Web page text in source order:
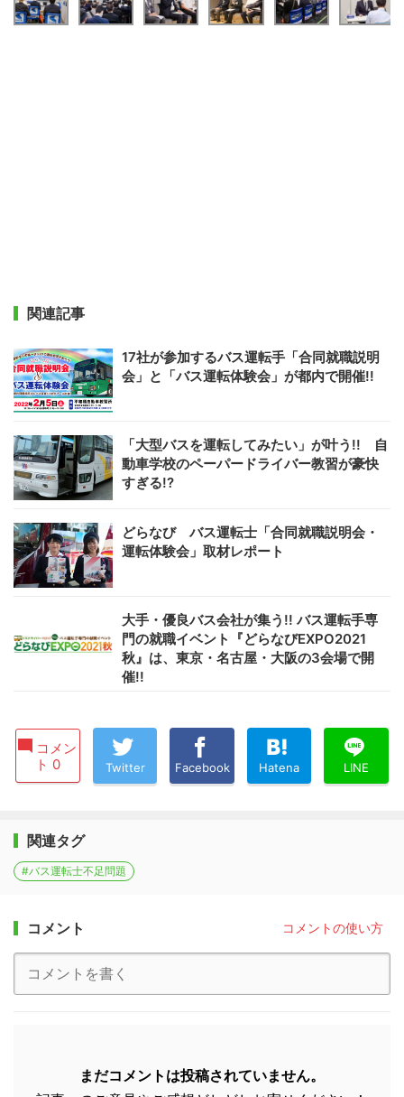
関連記事
17社が参加するバス運転手「合同就職説明
会」と「バス運転体験会」が都内で開催!!
「大型バスを運転してみたい」が叶う!! 自
動車学校のペーパードライバー教習が豪快
すぎる!?
どらなび バス運転士「合同就職説明会・
運転体験会」取材レポート
大手・優良バス会社が集う!! バス運転手専
門の就職イベント『どらなびEXPO2021
秋』は、東京・名古屋・大阪の3会場で開
催!!
コメン
ト 0
Twitter Facebook Hatena LINE
関連タグ
#バス運転士不足問題
コメント コメントの使い方
まだコメントは投稿されていません。